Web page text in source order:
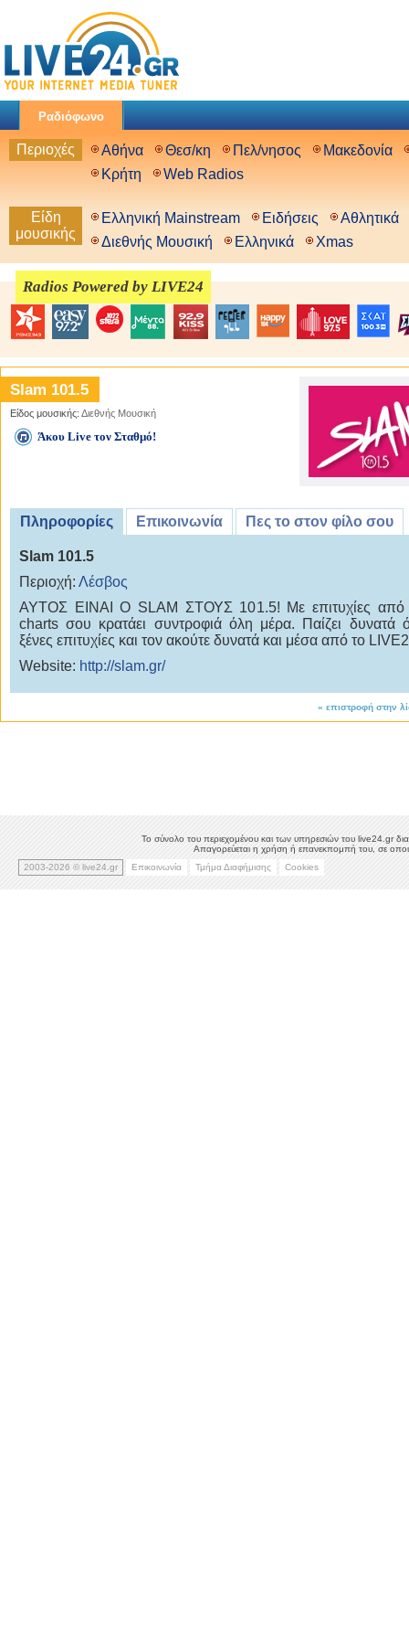
Ραδιόφωνο
Περιοχές Αθήνα Θεσ/κη Πελ/νησος
Μακεδονία
Κρήτη
Web Radios
Είδη
μουσικής
Ελληνική Mainstream Ειδήσεις
Αθλητικά
Διεθνής Μουσική
Ελληνικά Xmas
Radios Powered by LIVE24
Slam 101.5
Είδος μουσικής: Διεθνής Μουσική
Άκου Live τον Σταθμό!
Πληροφορίες Επικοινωνία Πες το στον φίλο σου
Slam 101.5
Περιοχή: Λέσβος
ΑΥΤΟΣ ΕΙΝΑΙ Ο SLAM ΣΤΟΥΣ 101.5! Με επιτυχίες από
charts σου κρατάει συντροφιά όλη μέρα. Παίζει δυνατά
ξένες επιτυχίες και τον ακούτε δυνατά και μέσα από το
Website: http://slam.gr/
« επιστροφή στην
Το σύνολο του περιεχομένου και των υπηρεσιών του live24.gr
Απαγορεύεται η χρήση ή επανεκπομπή του, σε
2003-2026 © live24.gr
Επικοινωνία Τμήμα Διαφήμισης Cookies